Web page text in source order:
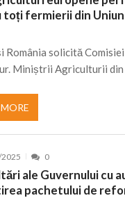
fermierii din
România solicită
Miniștrii Agriculturii din
0
ale Guvernului cu
pachetului de